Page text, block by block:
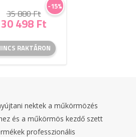
-15%
35 880 Ft
30 498 Ft
RAKTÁRON
nektek a műkörmözés
és a műkörmös kezdő szett
professzionális